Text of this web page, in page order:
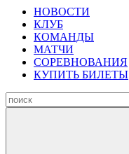
НОВОСТИ
КЛУБ
КОМАНДЫ
МАТЧИ
СОРЕВНОВАНИЯ
КУПИТЬ БИЛЕТЫ